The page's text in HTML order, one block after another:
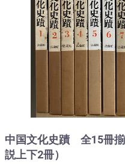
中国文化史蹟 全15冊
説上下2冊）